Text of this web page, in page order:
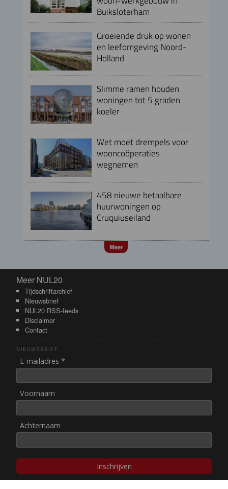
Buiksloterham
Groeiende druk op wonen
en leefomgeving Noord-
Holland
Slimme ramen houden
woningen tot 5 graden
koeler
Wet moet drempels voor
wooncoöperaties
wegnemen
458 nieuwe betaalbare
huurwoningen op
Cruquiuseiland
Meer
Meer NUL20
Meer NUL20
Tijdschriftarchief
Nieuwsbrief
NUL20 RSS-feeds
Disclaimer
Contact
NIEUWSBRIEF
E-mailadres *
Voornaam
Achternaam
Inschrijven